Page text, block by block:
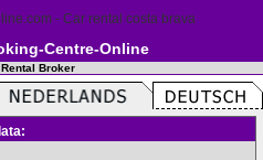
Centre-Online
Rental Broker